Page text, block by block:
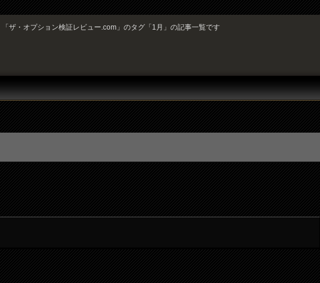
「ザ・オプション検証レビュー.com」のタグ「1月」の記事一覧です